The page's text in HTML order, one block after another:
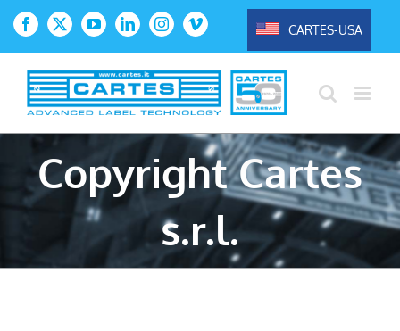
Salta
contenuto
Facebook
X YouTubeLinkedInInstagramVimeo CARTES-USA
Copyright Cartes
s.r.l.